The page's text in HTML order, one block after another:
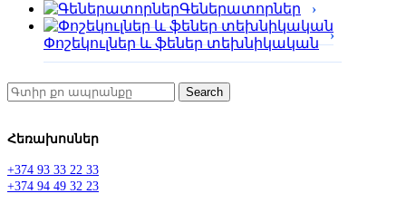
Գեներատորներ
Փոշեկուլներ և ֆեներ տեխնիկական
Search
Հեռախոսներ
+374 93 33 22 33
+374 94 49 32 23